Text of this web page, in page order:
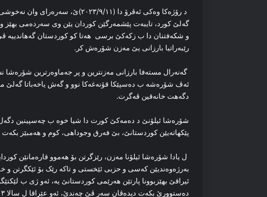
د رۆژەکا وەکی ئەڤرۆ دا (٢٠٢٣/٩/١١)ێ،
گەلێ کورد، تایبەت پێشمەرگێن کوردان یێن وی سەردەمی بهێز
و شکەفتنان دا ب زکەکێ برسی هەتا کو کوردستان گەهاندییە
رێبەراتیا بارزانی یێ مەزن شۆرەش کر.
گەنەرال مستەفا بارزانی مەزنترین و پر جەماوەرترین شۆرەشا
ئەڤ شۆرەشە ب دەسپێکا قۆنەغەکا نوو و گەش یاخەباتا گەلێ مە
دگەهت خانەقین ڤەگرت.
شۆرەشا ئیلۆنێ د دەمەکێ کورت دا شیا خوە ب چەسپینین
پێکهاتەیێن کوردستانێ، بێ فەرق وجوداهی، کوم و هەمبێز
ل یادا شۆرەشا ئیلۆنا مەزن، رێزگرتن بۆ هەموو قارەمانێن
بەرژەوەندیێن کەسی و حزبی ئێخستی و تاكه‌ رێک بۆ ئێکگرتن و
ئیراقێ بهێزبوونا پارتێن هه‌رێمی كوردستانێ یە، ئەو ژی ب